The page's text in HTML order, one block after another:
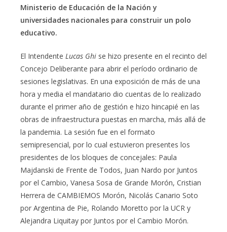
Ministerio de Educación de la Nación y
universidades nacionales para construir un polo
educativo.
El Intendente Lucas Ghi se hizo presente en el recinto del
Concejo Deliberante para abrir el período ordinario de
sesiones legislativas. En una exposición de más de una
hora y media el mandatario dio cuentas de lo realizado
durante el primer año de gestión e hizo hincapié en las
obras de infraestructura puestas en marcha, más allá de
la pandemia. La sesión fue en el formato
semipresencial, por lo cual estuvieron presentes los
presidentes de los bloques de concejales: Paula
Majdanski de Frente de Todos, Juan Nardo por Juntos
por el Cambio, Vanesa Sosa de Grande Morón, Cristian
Herrera de CAMBIEMOS Morón, Nicolás Canario Soto
por Argentina de Pie, Rolando Moretto por la UCR y
Alejandra Liquitay por Juntos por el Cambio Morón.